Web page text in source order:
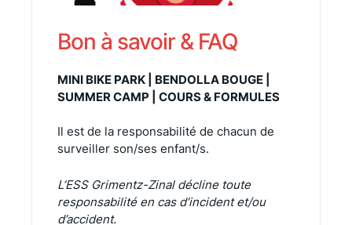
Bon à savoir & FAQ
MINI BIKE PARK | BENDOLLA BOUGE |
SUMMER CAMP | COURS & FORMULES
Il est de la responsabilité de chacun de
surveiller son/ses enfant/s.
L’ESS Grimentz-Zinal décline toute
responsabilité en cas d’incident et/ou
d’accident.